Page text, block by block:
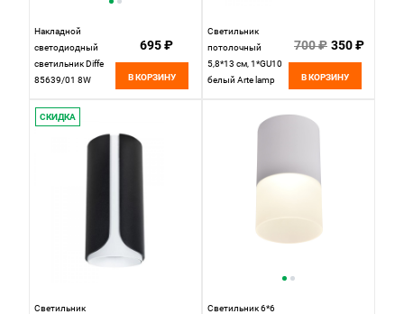
Накладной
светодиодный
светильник Diffe
85639/01 8W
Elektrostandard
695 ₽
В КОРЗИНУ
Светильник
потолочный
5,8*13 см, 1*GU10
белый Arte lamp
700 ₽ 350 ₽
В КОРЗИНУ
СКИДКА
Светильник
Светильник 6*6